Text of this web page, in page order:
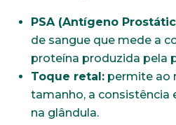
PSA (Antígeno
de sangue que mede a
proteína produzida pela
Toque retal: permite ao
tamanho, a consistência
na glândula.